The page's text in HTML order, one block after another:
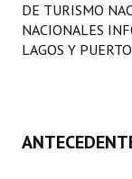
LEGISLACIÓN
Constitución
Carta Orgánica
DE TURISMO
NACIONALES
LAGOS Y